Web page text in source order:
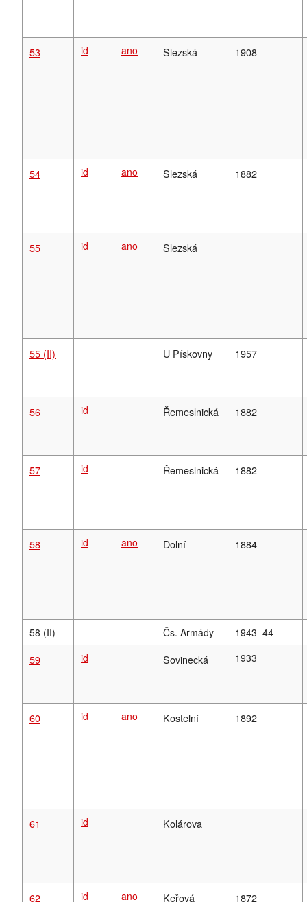
53 id ano Slezská 1908
54 id ano Slezská 1882
55 id ano Slezská
55 (II) U Pískovny 1957
56 id Řemeslnická 1882
57 id Řemeslnická 1882
58 id ano Dolní 1884
58 (II) Čs. Armády 1943–44
59 id Sovinecká 1933
60 id ano Kostelní 1892
61 id Kolárova
62 id ano Keřová 1872